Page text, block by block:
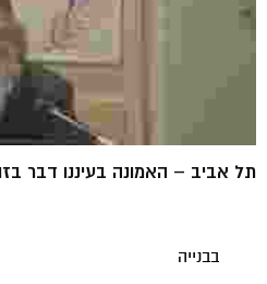
תל אביב – האמונה בעיננו דבר
בבנייה